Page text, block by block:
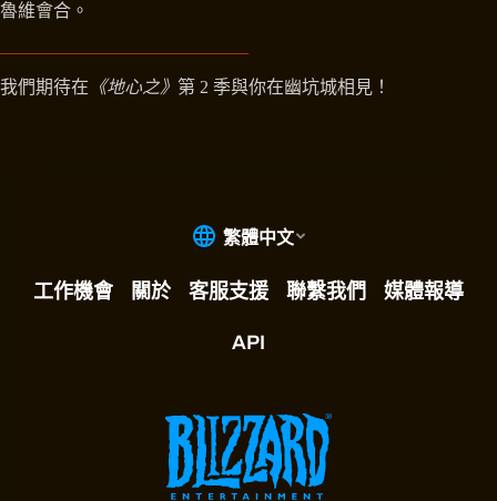
魯維會合。
我們期待在 《地心之》 第 2 季與你在幽坑城相見！